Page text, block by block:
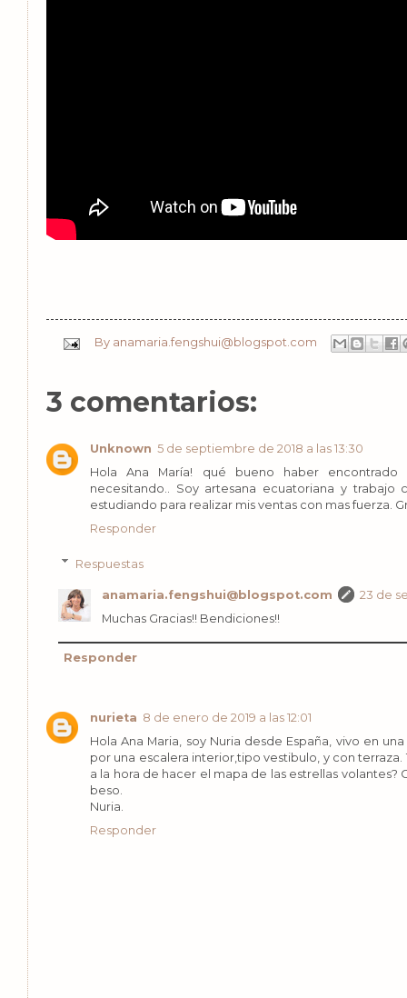
By anamaria.fengshui@blogspot.com
3 comentarios:
Unknown 5 de septiembre de 2018 a las 13:30
Hola Ana María! qué bueno haber
necesitando.. Soy artesana ecuatoriana y trabajo
estudiando para realizar mis ventas con mas fuerza.
Responder
Respuestas
anamaria.fengshui@blogspot.com
23 de
Muchas Gracias!! Bendiciones!!
Responder
nurieta 8 de enero de 2019 a las 12:01
Hola Ana Maria, soy Nuria desde España, vivo en
por una escalera interior,tipo vestibulo, y con
a la hora de hacer el mapa de las estrellas volantes?
beso.
Nuria.
Responder